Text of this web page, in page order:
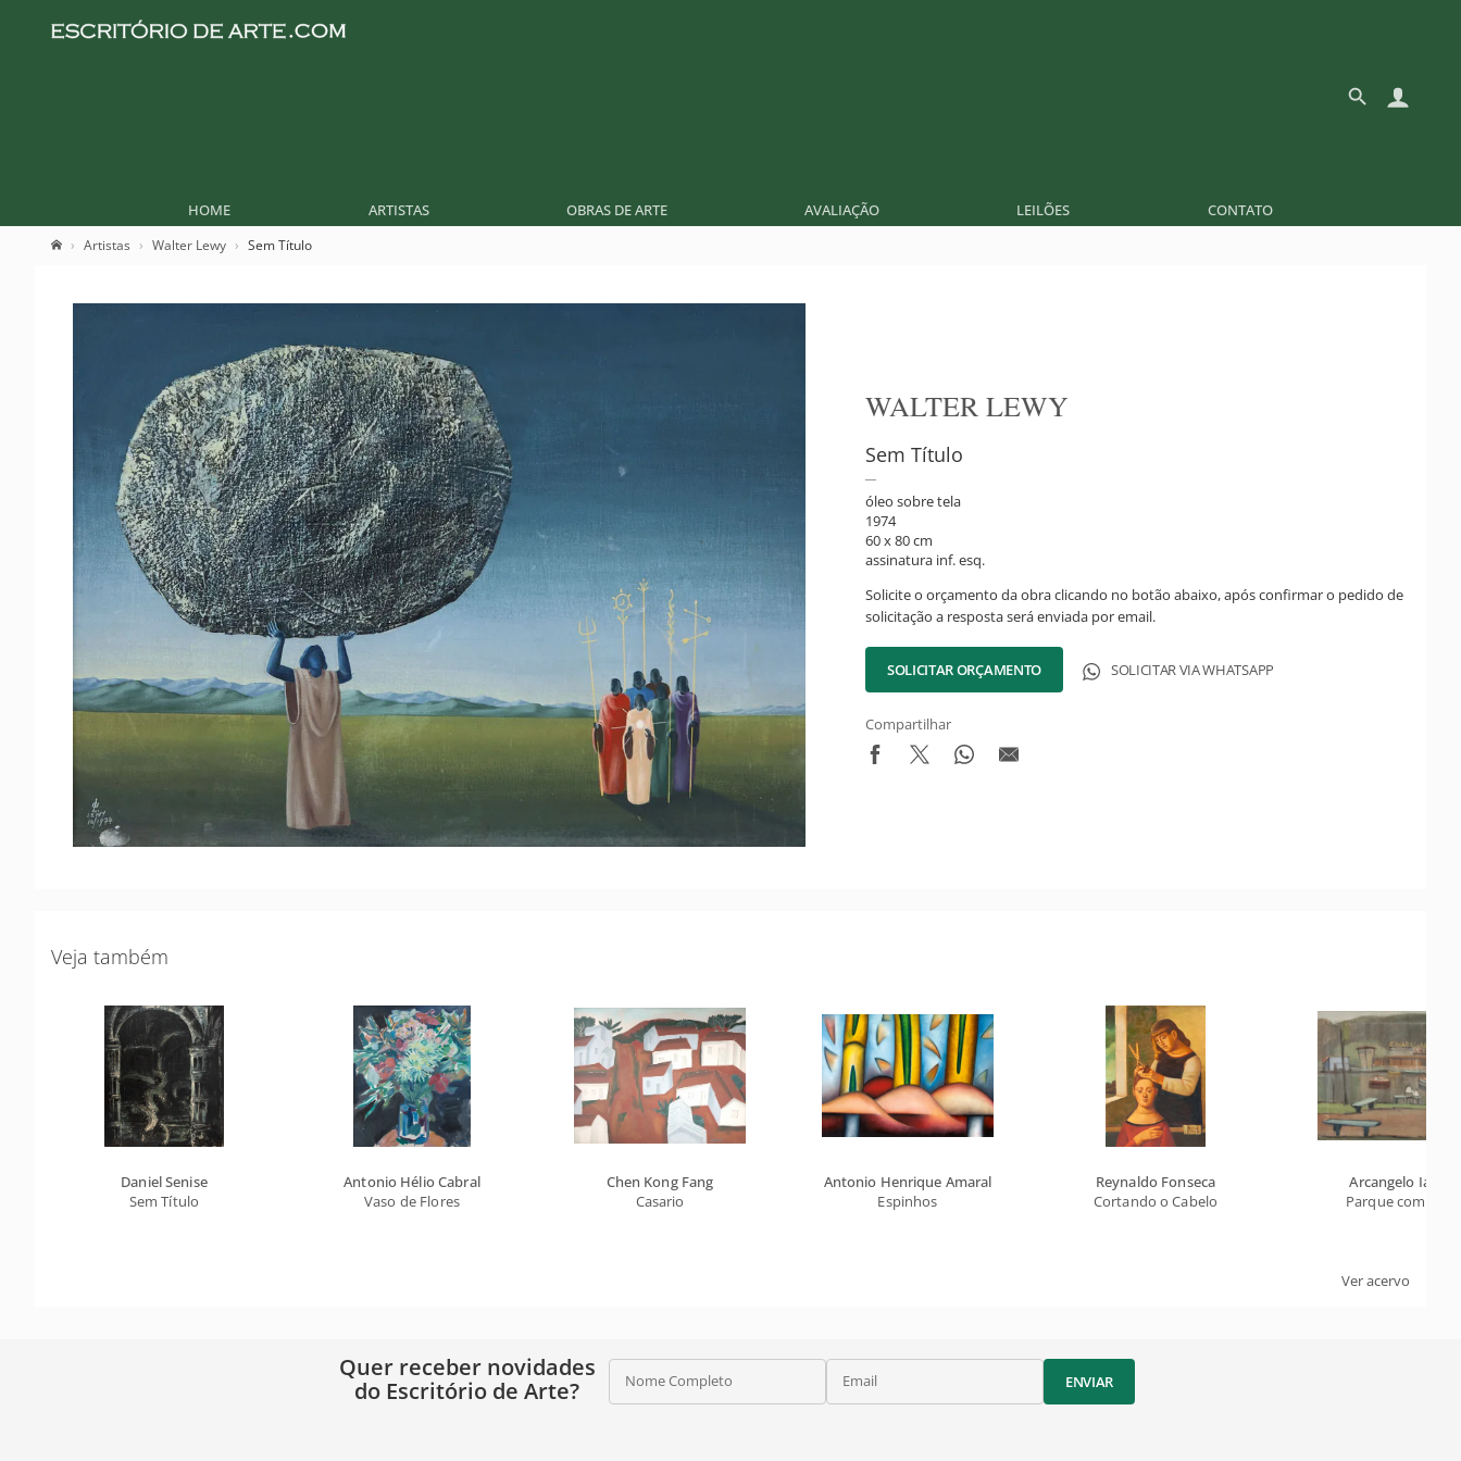
HOME ARTISTAS OBRAS DE ARTE AVALIAÇÃO LEILÕES CONTATO
Artistas Walter Lewy Sem Título
WALTER LEWY
Sem Título
óleo sobre tela
1974
60 x 80 cm
assinatura inf. esq.
Solicite o orçamento da obra clicando no botão abaixo, após confirmar o pedido de
solicitação a resposta será enviada por email.
SOLICITAR ORÇAMENTO SOLICITAR VIA WHATSAPP
Compartilhar
Veja também
Daniel Senise
Sem Título
Antonio Hélio Cabral
Vaso de Flores
Chen Kong Fang
Casario
Antonio Henrique Amaral
Espinhos
Reynaldo Fonseca
Cortando o Cabelo
Arcangelo Ianelli
Parque com Lago
Ver acervo
Quer receber novidades
do Escritório de Arte?
Nome Completo Email ENVIAR